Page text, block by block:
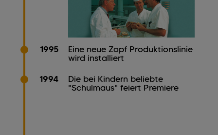
1995
Eine neue Zopf Produktionslinie
wird installiert
1994
Die bei Kindern beliebte
"Schulmaus" feiert Premiere